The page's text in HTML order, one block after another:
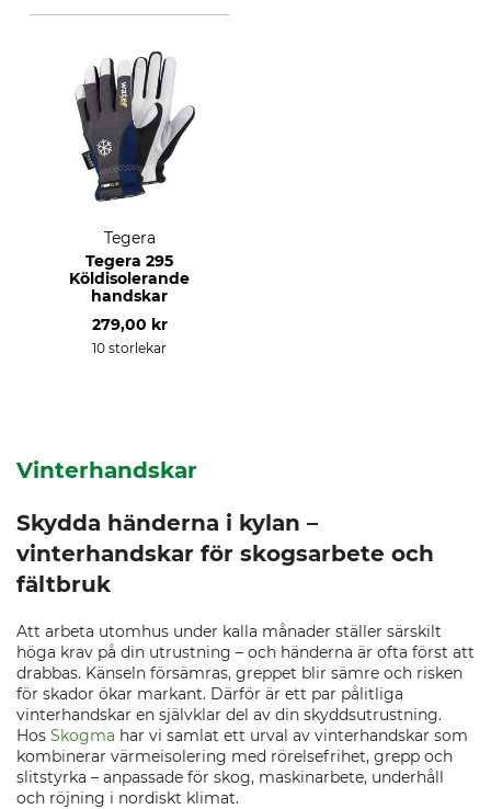
Tegera
Tegera 295
Köldisolerande
handskar
279,00 kr
10 storlekar
Vinterhandskar
Skydda händerna i kylan –
vinterhandskar för skogsarbete och
fältbruk
Att arbeta utomhus under kalla månader ställer särskilt
höga krav på din utrustning – och händerna är ofta först att
drabbas. Känseln försämras, greppet blir sämre och risken
för skador ökar markant. Därför är ett par pålitliga
vinterhandskar en självklar del av din skyddsutrustning.
Hos Skogma har vi samlat ett urval av vinterhandskar som
kombinerar värmeisolering med rörelsefrihet, grepp och
slitstyrka – anpassade för skog, maskinarbete, underhåll
och röjning i nordiskt klimat.